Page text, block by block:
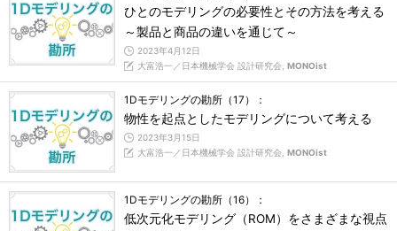
ひとのモデリングの必要性とその方法を考える
～製品と商品の違いを通じて～
2023年4月12日
大富浩一／日本機械学会 設計研究会, MONOist
1Dモデリングの勘所（17）：
物性を起点としたモデリングについて考える
2023年3月15日
大富浩一／日本機械学会 設計研究会, MONOist
1Dモデリングの勘所（16）：
低次元化モデリング（ROM）をさまざまな視点